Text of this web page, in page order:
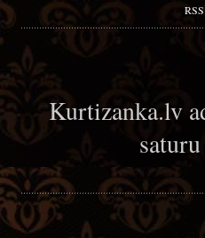
Kurtizanka.lv